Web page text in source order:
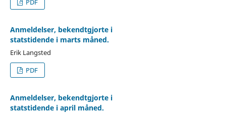
PDF
Anmeldelser, bekendtgjorte i
statstidende i marts måned.
Erik Langsted
PDF
Anmeldelser, bekendtgjorte i
statstidende i april måned.